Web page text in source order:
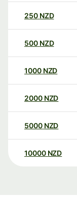
250 NZD
500 NZD
1000 NZD
2000 NZD
5000 NZD
10000 NZD